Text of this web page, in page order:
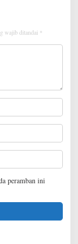
wajib ditandai *
peramban ini